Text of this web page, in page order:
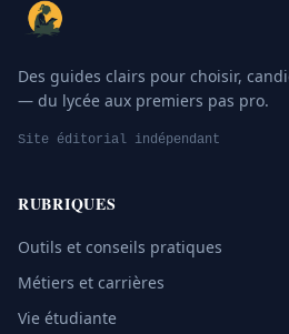
Des guides clairs pour choisir,
— du lycée aux premiers pas pro.
Site éditorial indépendant
RUBRIQUES
Outils et conseils pratiques
Métiers et carrières
Vie étudiante